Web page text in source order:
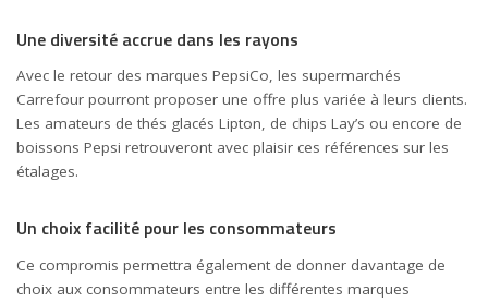
Une diversité accrue dans les rayons
Avec le retour des marques PepsiCo, les supermarchés
Carrefour pourront proposer une offre plus variée à leurs clients.
Les amateurs de thés glacés Lipton, de chips Lay’s ou encore de
boissons Pepsi retrouveront avec plaisir ces références sur les
étalages.
Un choix facilité pour les consommateurs
Ce compromis permettra également de donner davantage de
choix aux consommateurs entre les différentes marques